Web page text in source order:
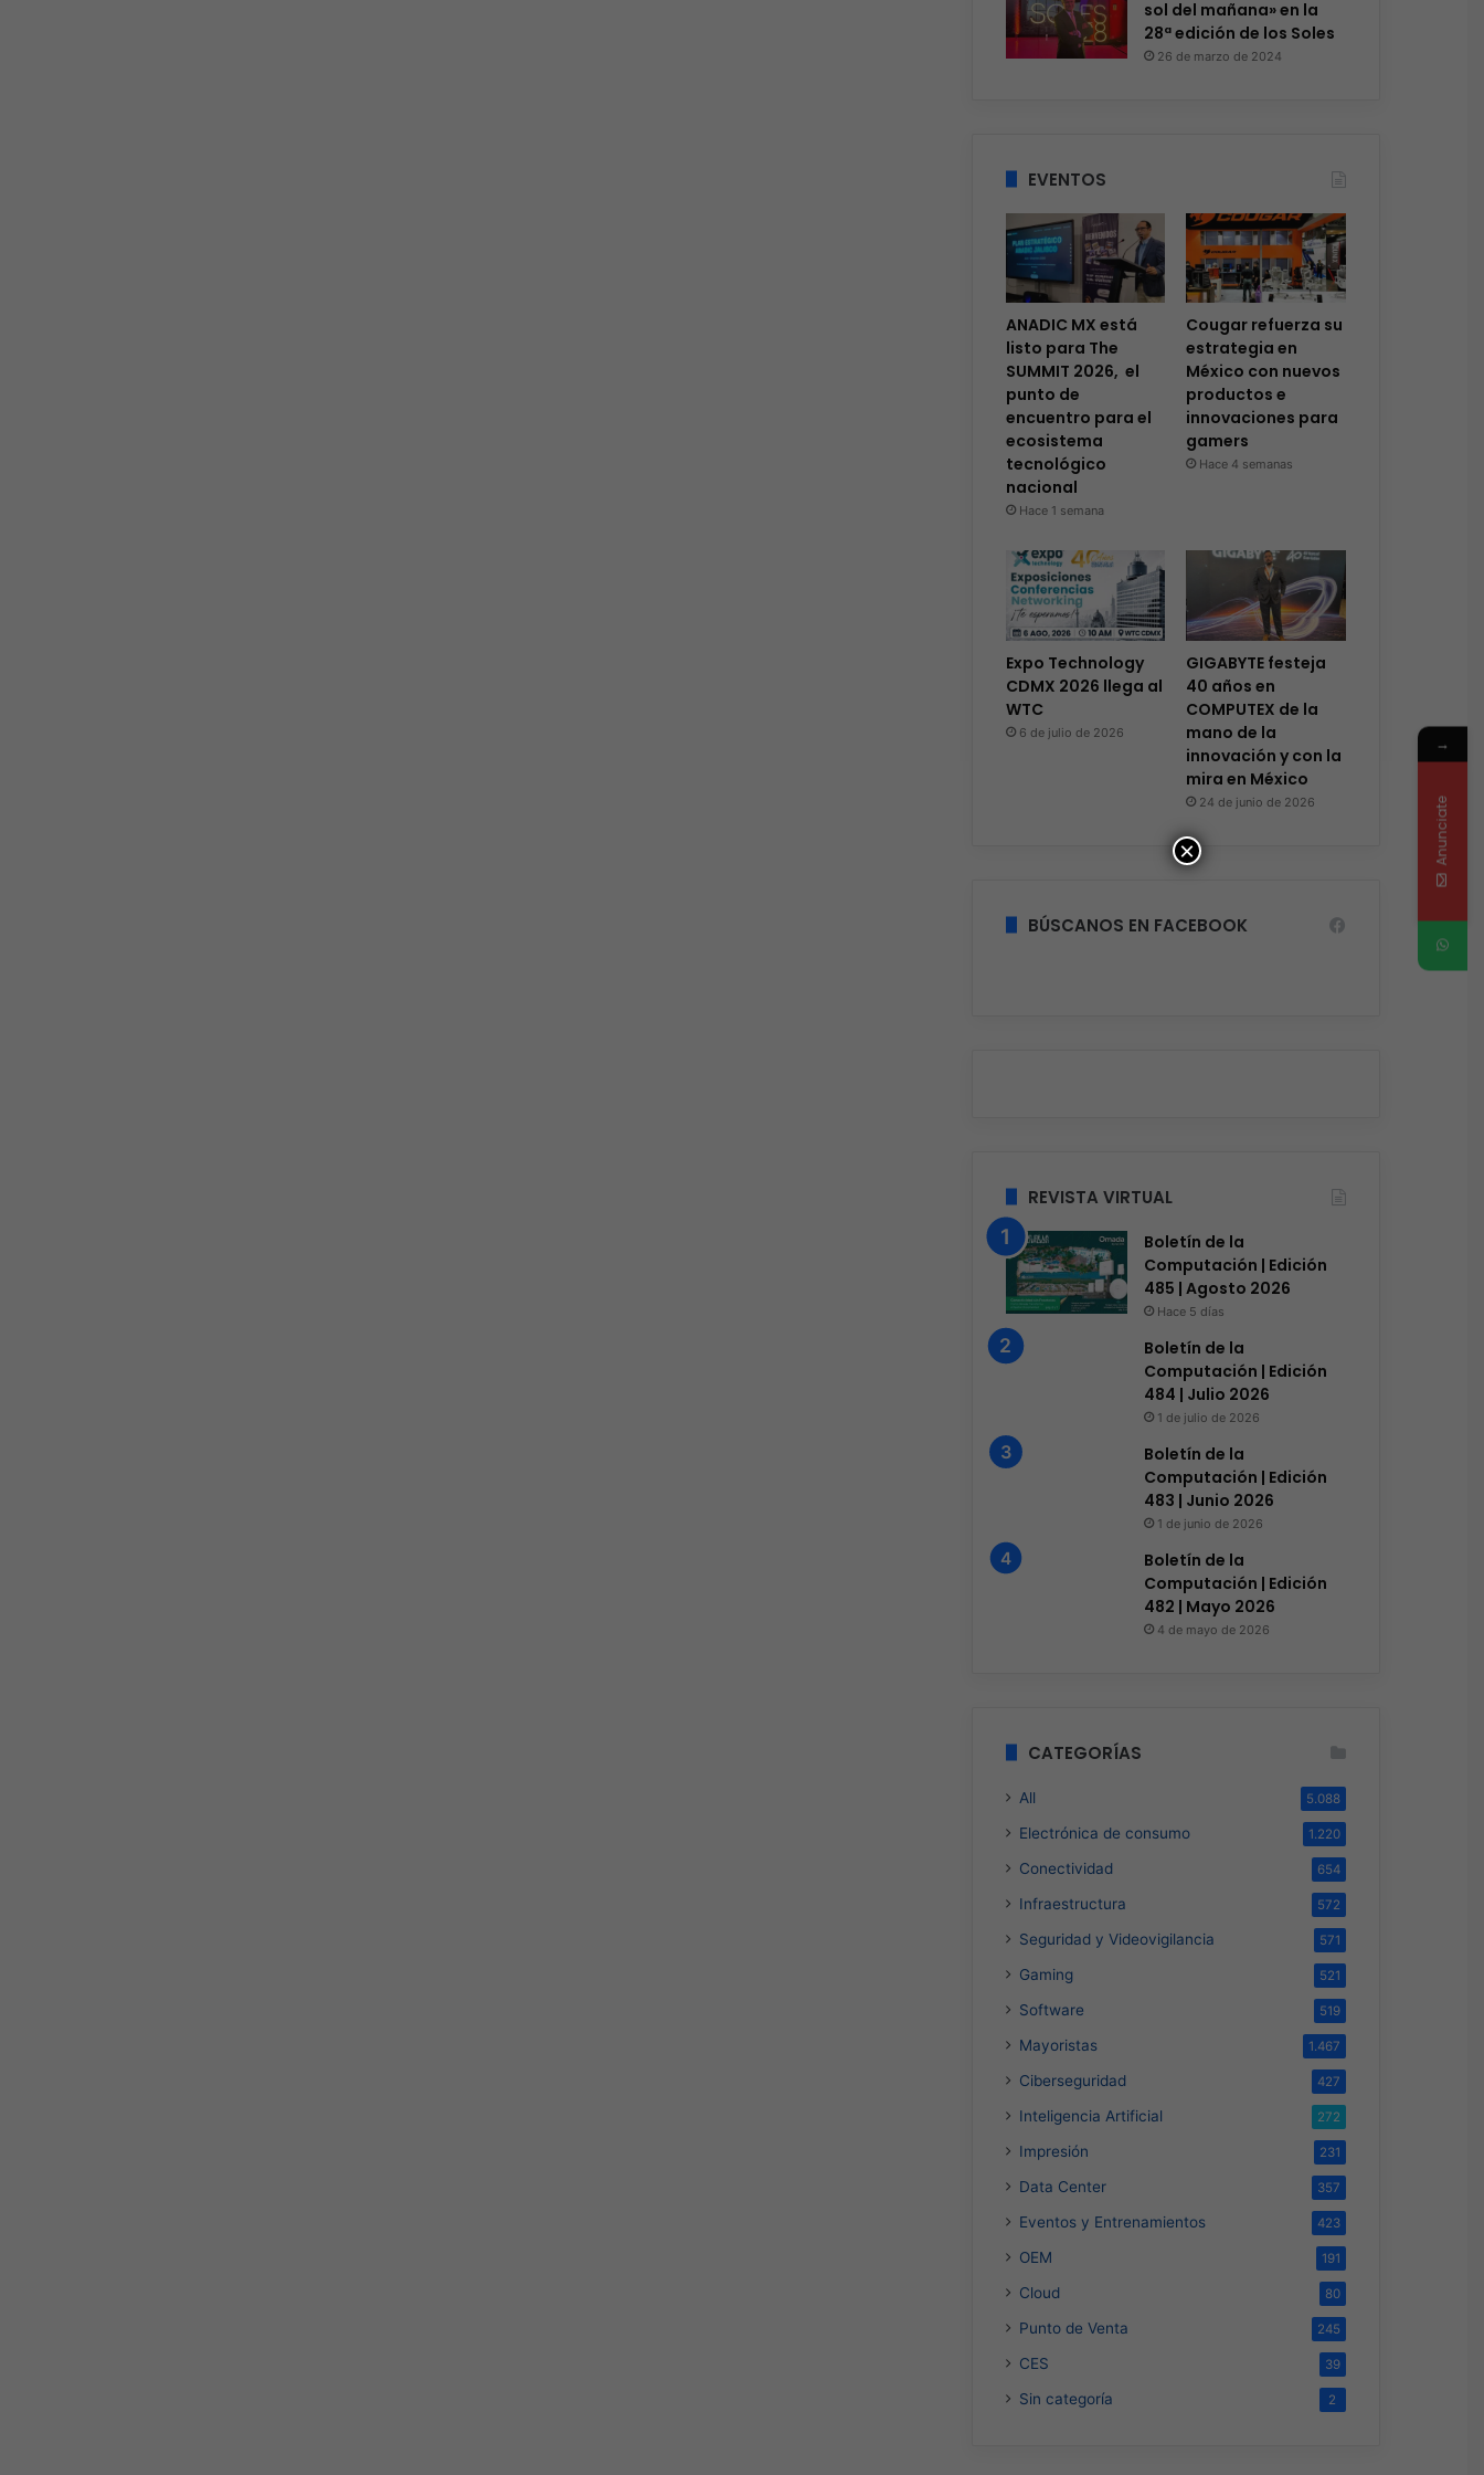
sol del mañana» en la
28ª edición de los Soles
26 de marzo de 2024
EVENTOS
ANADIC MX está
listo para The
SUMMIT 2026, el
punto de
encuentro para el
ecosistema
tecnológico
nacional
Hace 1 semana
Cougar refuerza su
estrategia en
México con nuevos
productos e
innovaciones para
gamers
Hace 4 semanas
Expo Technology
CDMX 2026 llega al
WTC
6 de julio de 2026
GIGABYTE festeja
40 años en
COMPUTEX de la
mano de la
innovación y con la
mira en México
24 de junio de 2026
BÚSCANOS EN FACEBOOK
REVISTA VIRTUAL
Boletín de la
Computación | Edición
485 | Agosto 2026
Hace 5 días
Boletín de la
Computación | Edición
484 | Julio 2026
1 de julio de 2026
Boletín de la
Computación | Edición
483 | Junio 2026
1 de junio de 2026
Boletín de la
Computación | Edición
482 | Mayo 2026
4 de mayo de 2026
CATEGORÍAS
All 5.088
Electrónica de consumo 1.220
Conectividad 654
Infraestructura 572
Seguridad y Videovigilancia 571
Gaming 521
Software 519
Mayoristas 1.467
Ciberseguridad 427
Inteligencia Artificial 272
Impresión 231
Data Center 357
Eventos y Entrenamientos 423
OEM 191
Cloud 80
Punto de Venta 245
CES 39
Sin categoría 2
×
→
Anunciate